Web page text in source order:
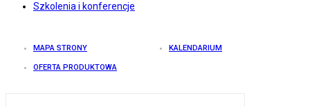
Szkolenia i konferencje
MAPA STRONY KALENDARIUM
OFERTA PRODUKTOWA